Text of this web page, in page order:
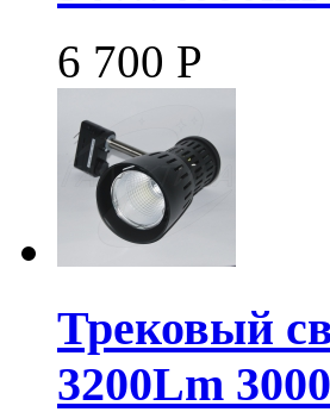
6 700 Р
Трековый
3200Lm